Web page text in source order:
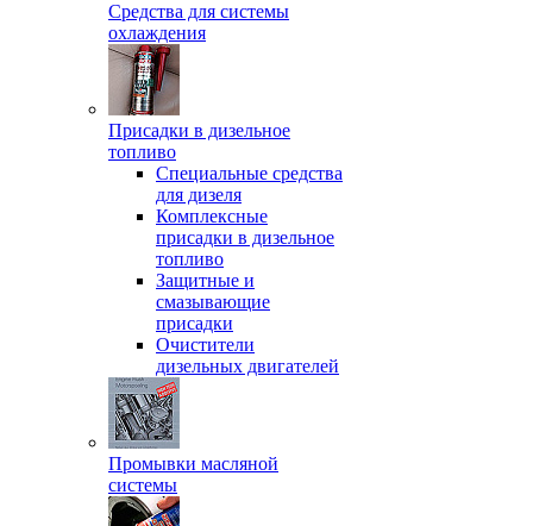
Средства для системы
охлаждения
Присадки в дизельное
топливо
Спeциальные средства
для дизеля
Комплексные
присадки в дизельное
топливо
Защитные и
смазывающие
присадки
Очистители
дизельных двигателей
Промывки масляной
системы